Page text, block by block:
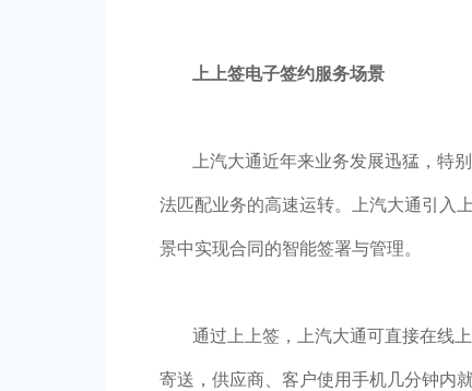
上上签电子签约服务场景
上汽大通近年来业务发展迅猛，特别
法匹配业务的高速运转。上汽大通引入
景中实现合同的智能签署与管理。
通过上上签，上汽大通可直接在线上
寄送，供应商、客户使用手机几分钟内